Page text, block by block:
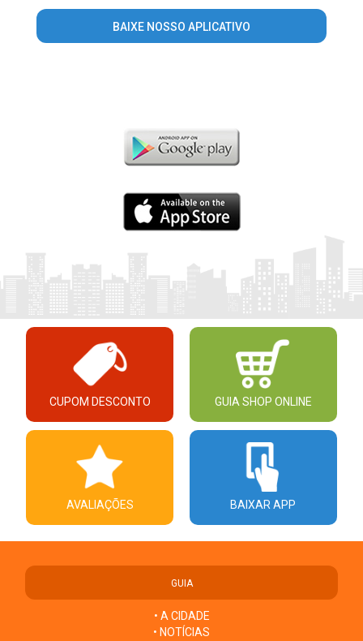
BAIXE NOSSO APLICATIVO
CUPOM DESCONTO GUIA SHOP ONLINE
AVALIAÇÕES BAIXAR APP
GUIA
• A CIDADE
• NOTÍCIAS